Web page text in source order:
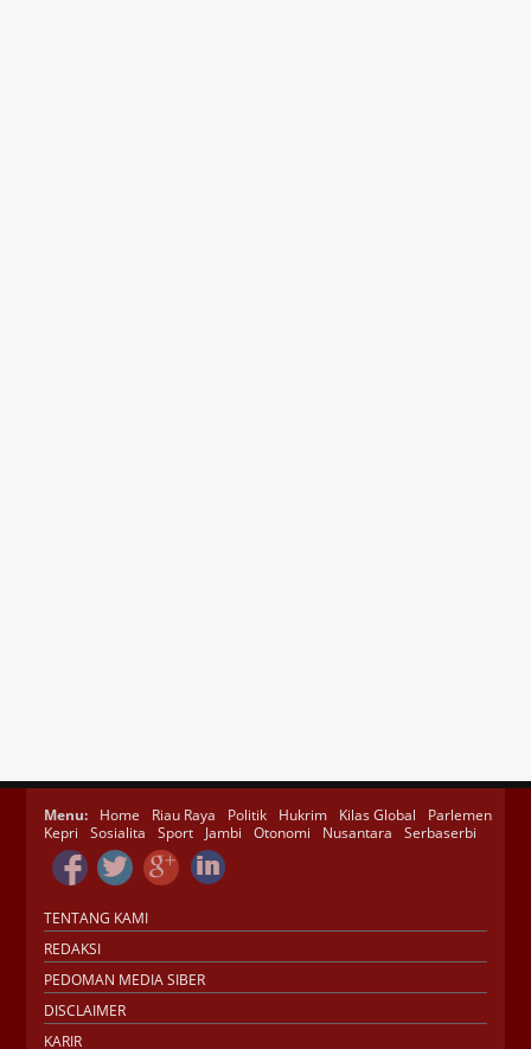
Menu: Home Riau Raya Politik Hukrim Kilas Global
Parlemen
Kepri
Sosialita Sport Jambi Otonomi Nusantara Serbaserbi
TENTANG KAMI
REDAKSI
PEDOMAN MEDIA SIBER
DISCLAIMER
KARIR